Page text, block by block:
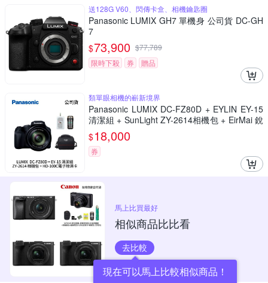
送128G V60、閃傳卡盒、相機鑰匙圈
Panasonic LUMIX GH7 單機身 公司貨 DC-GH
7
$73,900 $77,789
限時下殺
券 贈品
類單眼相機的嶄新境界
Panasonic LUMIX DC-FZ80D + EYLIN EY-15
清潔組 + SunLight ZY-2614相機包 + EirMai 銳
瑪 HD-100C電子除濕卡 FZ80D (公司貨)
$18,000
券
馬上比買最好
相似商品比比看
去比較
現在可以馬上比較相似商品！